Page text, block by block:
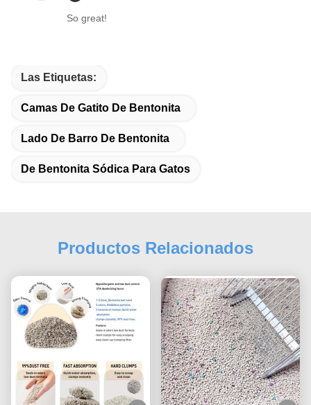
So great!
Las Etiquetas:
Camas De Gatito De Bentonita
Lado De Barro De Bentonita
De Bentonita Sódica Para Gatos
Productos Relacionados